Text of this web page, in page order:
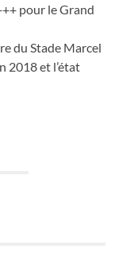
pour le Grand
du Stade Marcel
2018 et l’état